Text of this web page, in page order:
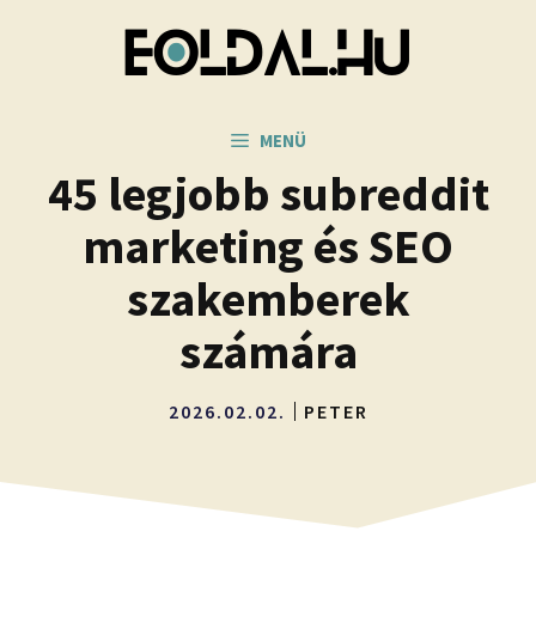
MENÜ
45 legjobb subreddit
marketing és SEO
szakemberek
számára
2026.02.02. PETER